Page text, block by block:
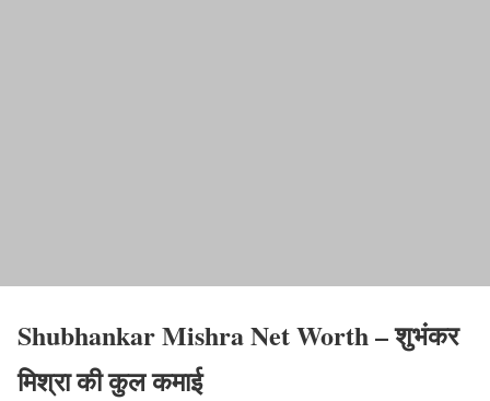
Shubhankar Mishra Net Worth – शुभंकर
मिश्रा की कुल कमाई